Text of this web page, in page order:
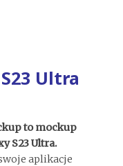
Ultra
to mockup
S23 Ultra.
aplikacje